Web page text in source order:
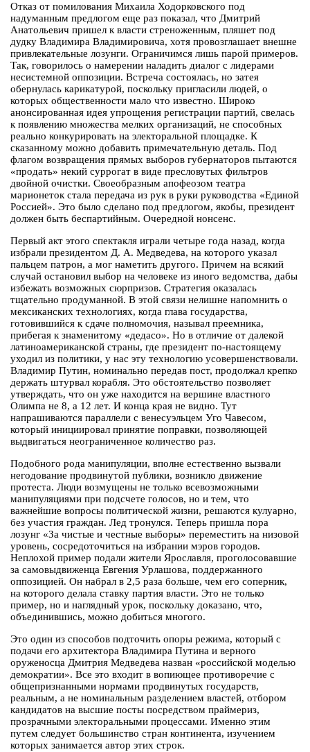
Отказ от помилования Михаила Ходорковского под
надуманным предлогом еще раз показал, что Дмитрий
Анатольевич пришел к власти стреноженным, пляшет под
дудку Владимира Владимировича, хотя провозглашает внешне
привлекательные лозунги. Ограничимся лишь парой примеров.
Так, говорилось о намерении наладить диалог с лидерами
несистемной оппозиции. Встреча состоялась, но затея
обернулась карикатурой, поскольку пригласили людей, о
которых общественности мало что известно. Широко
анонсированная идея упрощения регистрации партий, свелась
к появлению множества мелких организаций, не способных
реально конкурировать на электоральной площадке. К
сказанному можно добавить примечательную деталь. Под
флагом возвращения прямых выборов губернаторов пытаются
«продать» некий суррогат в виде пресловутых фильтров
двойной очистки. Своеобразным апофеозом театра
марионеток стала передача из рук в руки руководства «Единой
Россией». Это было сделано под предлогом, якобы, президент
должен быть беспартийным. Очередной нонсенс.
Первый акт этого спектакля играли четыре года назад, когда
избрали президентом Д. А. Медведева, на которого указал
пальцем патрон, а мог наметить другого. Причем на всякий
случай остановил выбор на человеке из иного ведомства, дабы
избежать возможных сюрпризов. Стратегия оказалась
тщательно продуманной. В этой связи нелишне напомнить о
мексиканских технологиях, когда глава государства,
готовившийся к сдаче полномочия, называл преемника,
прибегая к знаменитому «дедасо». Но в отличие от далекой
латиноамериканской страны, где президент по-настоящему
уходил из политики, у нас эту технологию усовершенствовали.
Владимир Путин, номинально передав пост, продолжал крепко
держать штурвал корабля. Это обстоятельство позволяет
утверждать, что он уже находится на вершине властного
Олимпа не 8, а 12 лет. И конца края не видно. Тут
напрашиваются параллели с венесуэльцем Уго Чавесом,
который инициировал принятие поправки, позволяющей
выдвигаться неограниченное количество раз.
Подобного рода манипуляции, вполне естественно вызвали
негодование продвинутой публики, возникло движение
протеста. Люди возмущены не только всевозможными
манипуляциями при подсчете голосов, но и тем, что
важнейшие вопросы политической жизни, решаются кулуарно,
без участия граждан. Лед тронулся. Теперь пришла пора
лозунг «За чистые и честные выборы» переместить на низовой
уровень, сосредоточиться на избрании мэров городов.
Неплохой пример подали жители Ярославля, проголосовавшие
за самовыдвиженца Евгения Урлашова, поддержанного
оппозицией. Он набрал в 2,5 раза больше, чем его соперник,
на которого делала ставку партия власти. Это не только
пример, но и наглядный урок, поскольку доказано, что,
объединившись, можно добиться многого.
Это один из способов подточить опоры режима, который с
подачи его архитектора Владимира Путина и верного
оруженосца Дмитрия Медведева назван «российской моделью
демократии». Все это входит в вопиющее противоречие с
общепризнанными нормами продвинутых государств,
реальным, а не номинальным разделением властей, отбором
кандидатов на высшие посты посредством праймериз,
прозрачными электоральными процессами. Именно этим
путем следует большинство стран континента, изучением
которых занимается автор этих строк.